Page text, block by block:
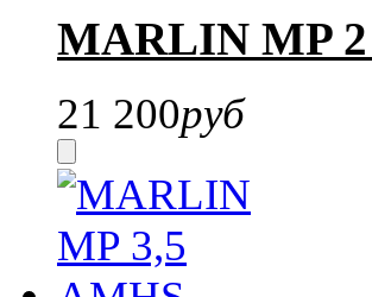
MARLIN MP
21 200руб